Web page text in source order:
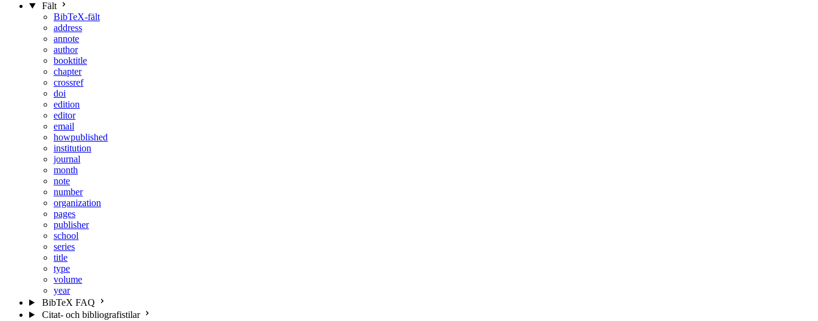
Fält
BibTeX-fält
address
annote
author
booktitle
chapter
crossref
doi
edition
editor
email
howpublished
institution
journal
month
note
number
organization
pages
publisher
school
series
title
type
volume
year
BibTeX FAQ
Citat- och bibliografistilar